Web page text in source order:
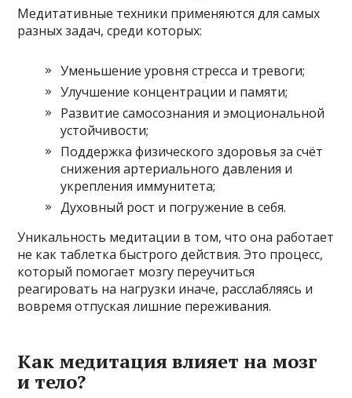
Медитативные техники применяются для самых
разных задач, среди которых:
Уменьшение уровня стресса и тревоги;
Улучшение концентрации и памяти;
Развитие самосознания и эмоциональной
устойчивости;
Поддержка физического здоровья за счёт
снижения артериального давления и
укрепления иммунитета;
Духовный рост и погружение в себя.
Уникальность медитации в том, что она работает
не как таблетка быстрого действия. Это процесс,
который помогает мозгу переучиться
реагировать на нагрузки иначе, расслабляясь и
вовремя отпуская лишние переживания.
Как медитация влияет на мозг
и тело?